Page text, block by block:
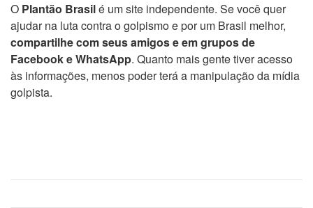
O Plantão Brasilé um site independente. Se você quer
ajudar na luta contra o golpismo e por um Brasil melhor,
compartilhe com seus amigos e em grupos de
Facebook e WhatsApp. Quanto mais gente tiver acesso
às informações, menos poder terá a manipulação da mídia
golpista.